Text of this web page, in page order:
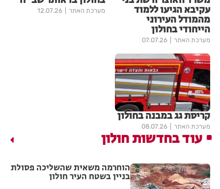
עקיבא הגיעו ללמוד
מהמודל העירוני
הייחודי בחולון
מערכת האתר 07.07.26
מערכת האתר 12.07.26
קריסת גג במבנה בחולון
מערכת האתר 08.07.26
עוד בחדשות חולון
הוחרמה משאית שהשליכה פסולת
בניין בשטח העיר חולון